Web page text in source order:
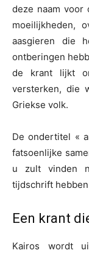
deze naam voor
moeilijkheden,
aasgieren die
ontberingen
de krant lijkt
versterken, die
Griekse volk.
De ondertitel «
fatsoenlijke
u zult vinden
tijdschrift
Een krant
Kairos wordt